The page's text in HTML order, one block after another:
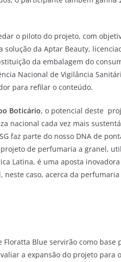
o piloto do projeto, com
da Aptar Beauty,
da embalagem do
Nacional de Vigilância
para refilar o conteúdo.
Boticário, o potencial deste
nacional cada vez mais
faz parte do nosso DNA de
de perfumaria a granel,
Latina, é uma aposta
caso, acerca da perfumaria
Blue servirão como base
a expansão do projeto para